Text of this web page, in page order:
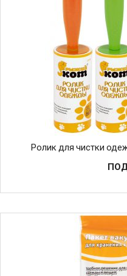
Ролик для чистки